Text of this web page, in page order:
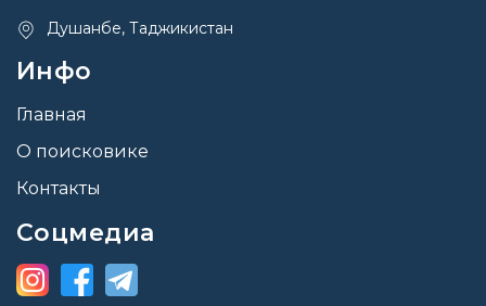
Душанбе, Таджикистан
Инфо
Главная
О поисковике
Контакты
Соцмедиа